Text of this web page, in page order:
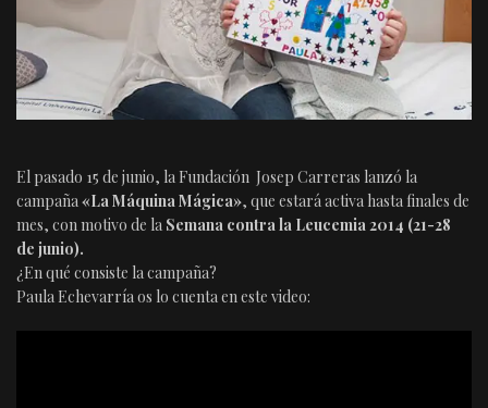
El pasado 15 de junio, la Fundación Josep Carreras lanzó la
campaña«La Máquina Mágica», que estará activa hasta finales de
mes, con motivo de la Semana contra la Leucemia 2014 (21-28
de junio).
¿En qué consiste la campaña?
Paula Echevarría os lo cuenta en este video: